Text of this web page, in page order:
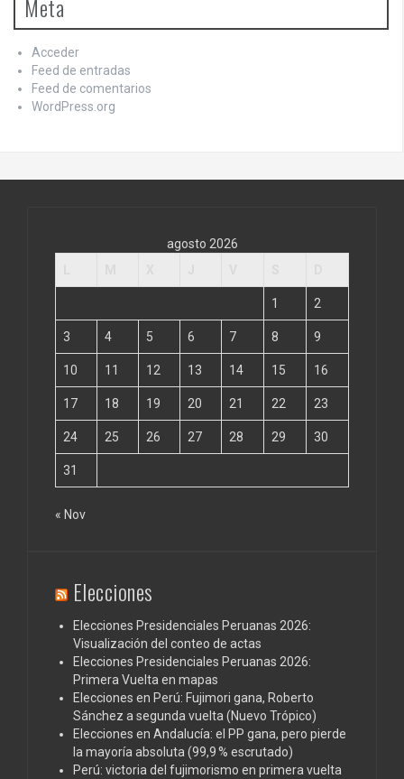
Meta
Acceder
Feed de entradas
Feed de comentarios
WordPress.org
agosto 2026
1 2
3 4 5 6 7 8 9
10 11 12 13 14 15 16
17 18 19 20 21 22 23
24 25 26 27 28 29 30
31
« Nov
Elecciones
Elecciones Presidenciales Peruanas 2026:
Visualización del conteo de actas
Elecciones Presidenciales Peruanas 2026:
Primera Vuelta en mapas
Elecciones en Perú: Fujimori gana, Roberto
Sánchez a segunda vuelta (Nuevo Trópico)
Elecciones en Andalucía: el PP gana, pero pierde
la mayoría absoluta (99,9 % escrutado)
Perú: victoria del fujimorismo en primera vuelta